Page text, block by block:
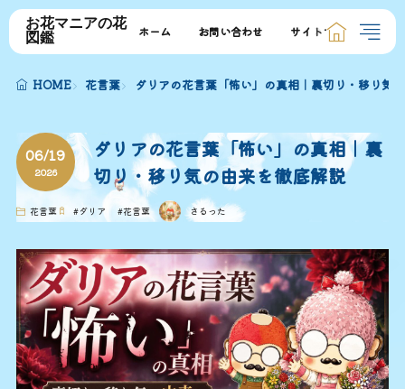
お花マニアの花
図鑑
ホーム お問い合わせ サイトマップ
HOME 花言葉 ダリアの花言葉「怖い」の真相｜裏切り・移り気
06/19
2026
ダリアの花言葉「怖い」の真相｜裏
切り・移り気の由来を徹底解説
花言葉 #ダリア #花言葉 さるった